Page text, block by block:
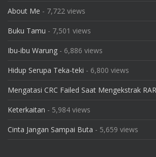
About Me - 7,722 views
Buku Tamu - 7,501 views
Ibu-ibu Warung - 6,886 views
Hidup Serupa Teka-teki - 6,800 views
Mengatasi CRC Failed Saat Mengekstrak
Keterkaitan - 5,984 views
Cinta Jangan Sampai Buta - 5,659 views